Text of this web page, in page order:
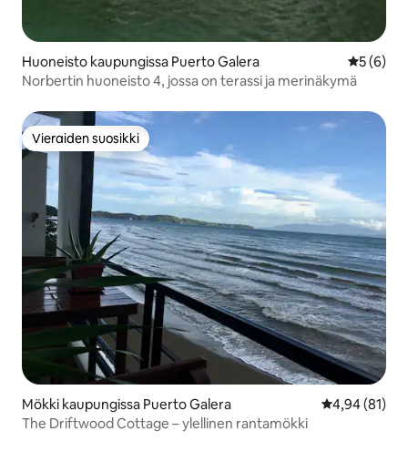
Huoneisto kaupungissa Puerto Galera
5 (6)
Norbertin huoneisto 4, jossa on terassi ja merinäkymä
Vieraiden suosikki
Vieraiden suosikki
Mökki kaupungissa Puerto Galera
4,94 (81)
The Driftwood Cottage – ylellinen rantamökki